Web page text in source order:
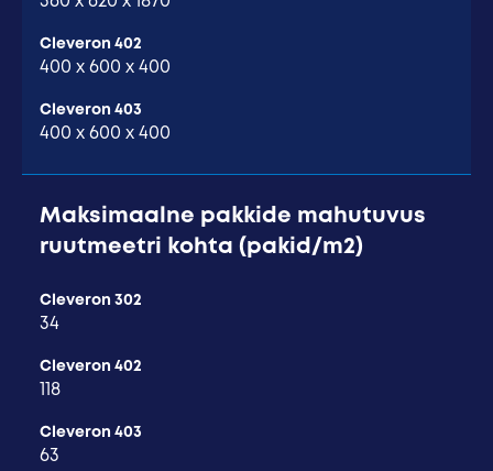
Cleveron 402
400 x 600 x 400
Cleveron 403
400 x 600 x 400
Maksimaalne pakkide mahutuvus
ruutmeetri kohta (pakid/m2)
Cleveron 302
34
Cleveron 402
118
Cleveron 403
63